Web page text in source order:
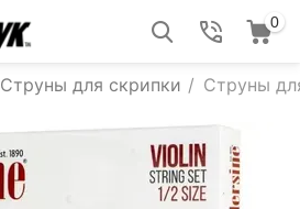
0
Струны для скрипки / Струны